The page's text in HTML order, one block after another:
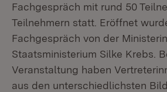
Fachgespräch mit rund 50
Teilnehmern statt. Eröffnet
Fachgespräch von der
Staatsministerium Silke Krebs.
Veranstaltung haben
aus den unterschiedlichsten